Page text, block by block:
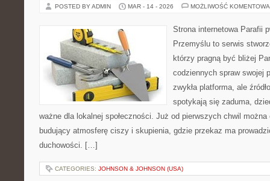
POSTED BY ADMIN MAR - 14 - 2026 MOŻLIWOŚĆ
Strona internetowa Parafii
Przemyślu to serwis
którzy pragną być bliżej
codziennych spraw swojej
zwykła platforma, ale
spotykają się zaduma,
ważne dla lokalnej społeczności. Już od pierwszych chwil
budujący atmosferę ciszy i skupienia, gdzie przekaz ma
duchowości. […]
CATEGORIES: JOHNSON & JOHNSON (USA)